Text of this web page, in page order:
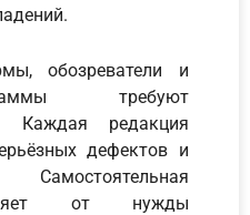
обозреватели и
требуют
Каждая редакция
дефектов и
от нужды